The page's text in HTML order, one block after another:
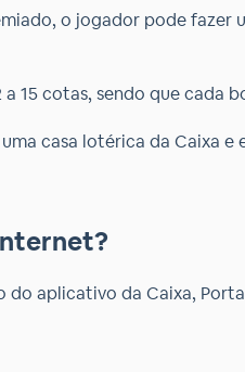
o jogador pode
15 cotas, sendo que cada
casa lotérica da Caixa
do aplicativo da Caixa,